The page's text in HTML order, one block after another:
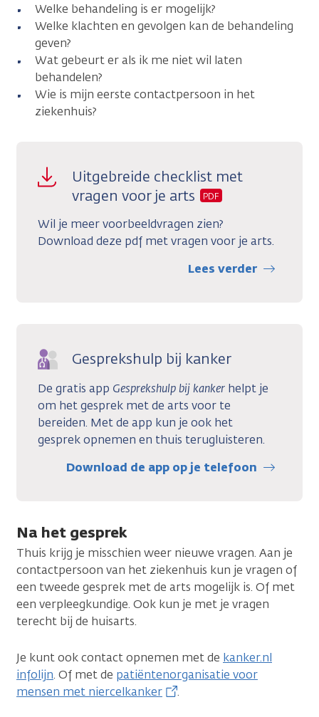
Welke behandeling is er mogelijk?
Welke klachten en gevolgen kan de behandeling
geven?
Wat gebeurt er als ik me niet wil laten
behandelen?
Wie is mijn eerste contactpersoon in het
ziekenhuis?
Uitgebreide checklist met
vragen voor je arts
PDF
Wil je meer voorbeeldvragen zien?
Download deze pdf met vragen voor je arts.
Lees verder
Gesprekshulp bij kanker
De gratis app Gesprekshulp bij kanker helpt je
om het gesprek met de arts voor te
bereiden. Met de app kun je ook het
gesprek opnemen en thuis terugluisteren.
Download de app op je telefoon
Na het gesprek
Thuis krijg je misschien weer nieuwe vragen. Aan je
contactpersoon van het ziekenhuis kun je vragen of
een tweede gesprek met de arts mogelijk is. Of met
een verpleegkundige. Ook kun je met je vragen
terecht bij de huisarts.
Je kunt ook contact opnemen met de kanker.nl
infolijn. Of met de patiëntenorganisatie voor
mensen met niercelkanker
.